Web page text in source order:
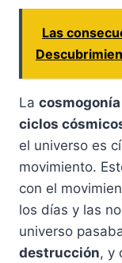
Las
La
ciclos
el universo es
movimiento.
con el
los días y las
universo
destrucción, y